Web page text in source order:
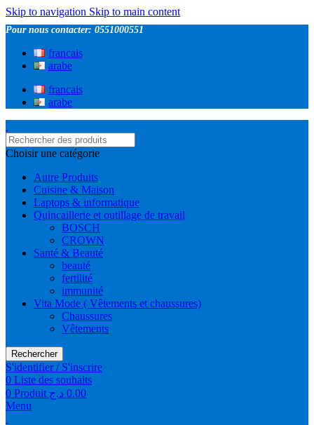
Skip to navigation Skip to main content
Pour nous contacter: 0551000551
francais
arabe
francais
arabe
Choisir une catégorie
Autre Produits
Cuisine & Maison
Laptops & informatique
Quincaillerie et outillage de travail
BOSCH
CROWN
Santé & Beauté
beauté
fertilité
immunité
Vita Mode ( Vêtements et chaussures)
Chaussures
Vêtements
Rechercher
S'identifier / S'inscrire
0 Liste des souhaits
0 Produit 0.00 د.ج
Menu